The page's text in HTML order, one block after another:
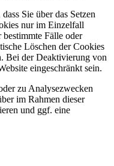
Sie über das Setzen
nur im Einzelfall
Fälle oder
Löschen der Cookies
Bei der Deaktivierung von
eingeschränkt sein.
zu Analysezwecken
im Rahmen dieser
und ggf. eine